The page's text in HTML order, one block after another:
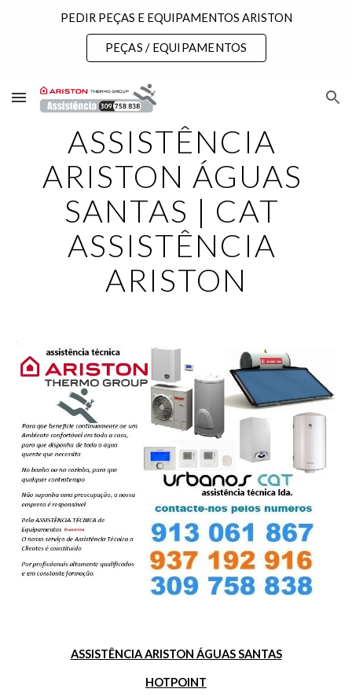
Skip to main content
PEDIR PEÇAS E EQUIPAMENTOS ARISTON
PEÇAS / EQUIPAMENTOS
ASSISTÊNCIA
ARISTON ÁGUAS
SANTAS | CAT
ASSISTÊNCIA
ARISTON
ASSISTÊNCIA ARISTON ÁGUAS SANTAS
HOTPOINT